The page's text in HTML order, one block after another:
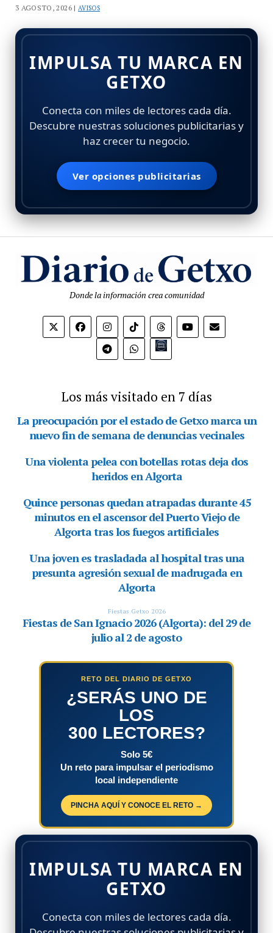
3 AGOSTO, 2026 |AVISOS
IMPULSA TU MARCA EN
GETXO
Conecta con miles de lectores cada día.
Descubre nuestras soluciones publicitarias y
haz crecer tu negocio.
Ver opciones publicitarias
Donde la información crea comunidad
Bio.link
Los más visitado en 7 días
RETO DEL DIARIO DE GETXO
¿SERÁS UNO DE
LOS
300 LECTORES?
Solo 5€
Un reto para impulsar el periodismo
local independiente
PINCHA AQUÍ Y CONOCE EL RETO →
IMPULSA TU MARCA EN
GETXO
Conecta con miles de lectores cada día.